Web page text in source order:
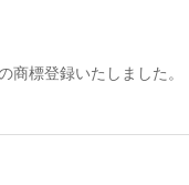
標登録いたしました。